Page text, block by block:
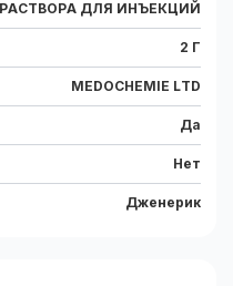
РАСТВОРА ДЛЯ ИНЪЕКЦИЙ
2 Г
MEDOCHEMIE LTD
Да
Нет
Дженерик